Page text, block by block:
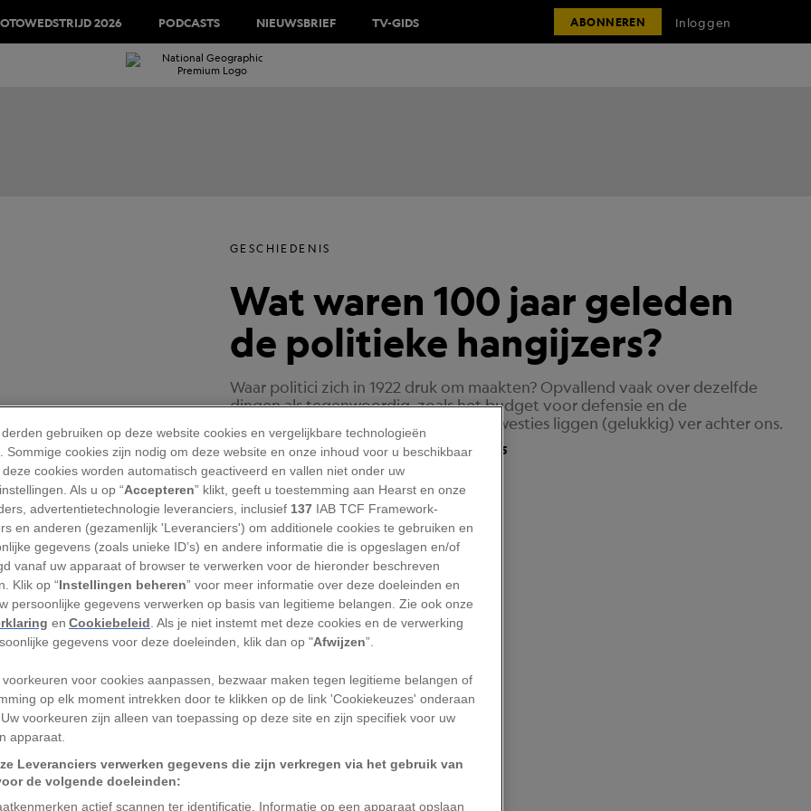
2026 PODCASTS NIEUWSBRIEF TV-GIDS ABONNEREN Inloggen
GESCHIEDENIS
Wat waren 100 jaar geleden
de politieke hangijzers?
Waar politici zich in 1922 druk om maakten? Opvallend vaak over dezelfde
dingen als tegenwoordig, zoals het budget voor defensie en de
bezuinigingsposten. Maar sommige kwesties liggen (gelukkig) ver achter ons.
TEKST ROELIENE BOS Laatste Update: 28/10/2025
aanloop naar de verkiezingen zo veel
zich te krijgen. Ze profileren zich op
en woonbeleid. Maar welke
de verkiezingen van honderd jaar
de kwesties van nu?
en algemeen
gehouden waarbij alle
gebruiken op deze website cookies en vergelijkbare technologieën
Sommige cookies zijn nodig om deze website en onze inhoud voor u beschikbaar
cookies worden automatisch geactiveerd en vallen niet onder uw
Als u op “Accepteren” klikt, geeft u toestemming aan Hearst en onze
advertentietechnologie leveranciers, inclusief 137 IAB TCF Framework-
en anderen (gezamenlijk 'Leveranciers') om additionele cookies te gebruiken en
gegevens (zoals unieke ID’s) en andere informatie die is opgeslagen en/of
vanaf uw apparaat of browser te verwerken voor de hieronder beschreven
Klik op “Instellingen beheren” voor meer informatie over deze doeleinden en
persoonlijke gegevens verwerken op basis van legitieme belangen. Zie ook onze
enCookiebeleid . Als je niet instemt met deze cookies en de verwerking
gegevens voor deze doeleinden, klik dan op "Afwijzen”.
voorkeuren voor cookies aanpassen, bezwaar maken tegen legitieme belangen of
op elk moment intrekken door te klikken op de link 'Cookiekeuzes' onderaan
voorkeuren zijn alleen van toepassing op deze site en zijn specifiek voor uw
apparaat.
Leveranciers verwerken gegevens die zijn verkregen via het gebruik van
de volgende doeleinden:
actief scannen ter identificatie. Informatie op een apparaat opslaan